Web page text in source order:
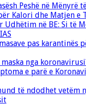
Peshë në Mënyrë
Kalori dhe Matjen e
në BE: Si të
pas karantinës
nga
e parë e
të ndodhet vetëm